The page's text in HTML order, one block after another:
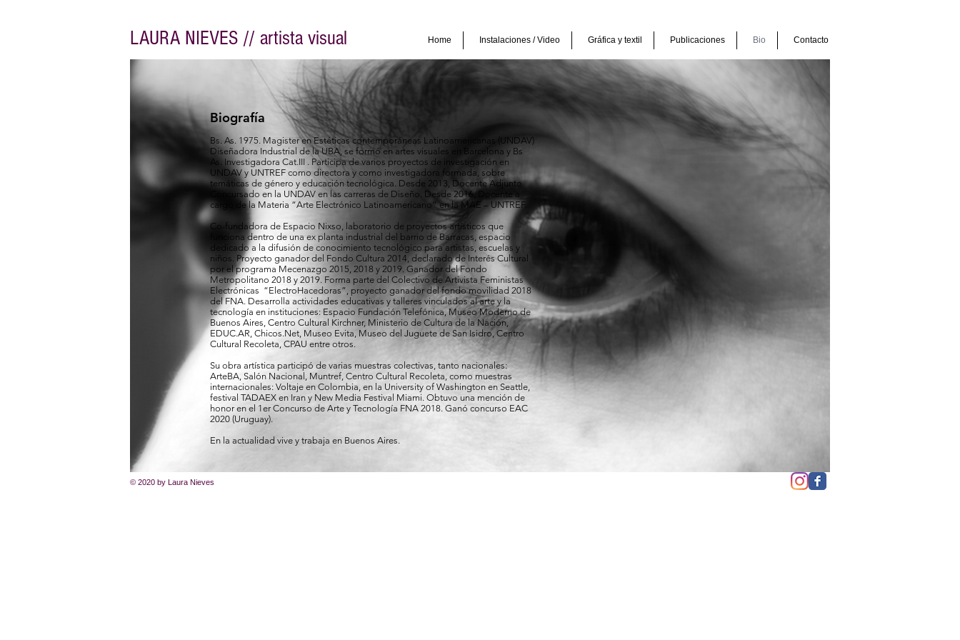
LAURA NIEVES // artista visual Home Instalaciones / Video Gráfica y textil Publicaciones Bio Contacto
Biografía
Bs. As. 1975. Magister en Estéticas contemporáneas Latinoamericanas (UNDAV)
Diseñadora Industrial de la UBA, se formó en artes visuales en Barcelona y Bs
As. Investigadora Cat.III . Participa de varios proyectos de investigación en
UNDAV y UNTREF como directora y como investigadora formada, sobre
temáticas de género y educación tecnológica. Desde 2013, Docente Adjunto
Concursado en la UNDAV en las carreras de Diseño. Desde 2016, Docente a
cargo de la Materia “Arte Electrónico Latinoamericano” en la MAE – UNTREF.
Co-fundadora de Espacio Nixso, laboratorio de proyectos artísticos que
funciona dentro de una ex planta industrial del barrio de Barracas, espacio
dedicado a la difusión de conocimiento tecnológico para artistas, escuelas y
niños. Proyecto ganador del Fondo Cultura 2014, declarado de Interés Cultural
por el programa Mecenazgo 2015, 2018 y 2019. Ganador del Fondo
Metropolitano 2018 y 2019. Forma parte del Colectivo de Artivista Feministas
Electrónicas “ElectroHacedoras”, proyecto ganador del fondo movilidad 2018
del FNA. Desarrolla actividades educativas y talleres vinculados al arte y la
tecnología en instituciones: Espacio Fundación Telefónica, Museo Moderno de
Buenos Aires, Centro Cultural Kirchner, Ministerio de Cultura de la Nación,
EDUC.AR, Chicos.Net, Museo Evita, Museo del Juguete de San Isidro, Centro
Cultural Recoleta, CPAU entre otros.
Su obra artística participó de varias muestras colectivas, tanto nacionales:
ArteBA, Salón Nacional, Muntref, Centro Cultural Recoleta, como muestras
internacionales: Voltaje en Colombia, en la University of Washington en Seattle,
festival TADAEX en Iran y New Media Festival Miami. Obtuvo una mención de
honor en el 1er Concurso de Arte y Tecnología FNA 2018. Ganó concurso EAC
2020 (Uruguay).
En la actualidad vive y trabaja en Buenos Aires.
© 2020 by Laura Nieves